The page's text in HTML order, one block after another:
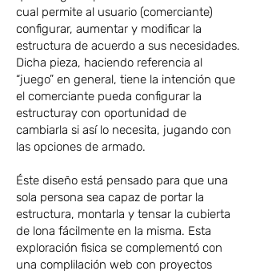
cual permite al usuario (comerciante)
configurar, aumentar y modificar la
estructura de acuerdo a sus necesidades.
Dicha pieza, haciendo referencia al
“juego” en general, tiene la intención que
el comerciante pueda configurar la
estructuray con oportunidad de
cambiarla si así lo necesita, jugando con
las opciones de armado.
Éste diseño está pensado para que una
sola persona sea capaz de portar la
estructura, montarla y tensar la cubierta
de lona fácilmente en la misma. Esta
exploración fisica se complementó con
una complilación web con proyectos